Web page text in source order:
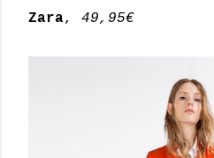
Zara, 49,95€